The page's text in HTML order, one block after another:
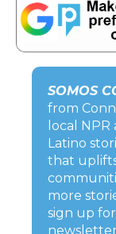
SOMOS
from
local
Latino
that
more
sign up for